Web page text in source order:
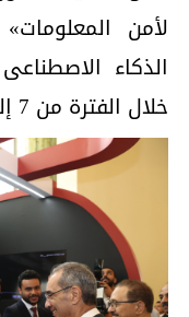
لأمن
الذكاء
خلال الفترة من 7 إلى 8 سبتمبر الجارى.